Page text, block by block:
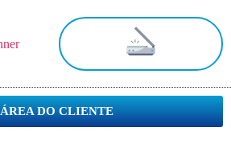
ÁREA DO CLIENTE